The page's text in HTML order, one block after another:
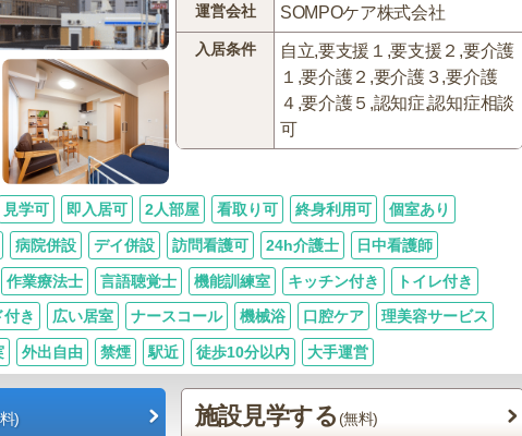
運営会社 SOMPOケア株式会社
入居条件
自立,要支援１,要支援２,要介護
１,要介護２,要介護３,要介護
４,要介護５,認知症,認知症相談
可
見学可 即入居可 2人部屋 看取り可 終身利用可 個室あり
病院併設 デイ併設 訪問看護可 24h介護士 日中看護師
作業療法士 言語聴覚士 機能訓練室 キッチン付き トイレ付き
き 広い居室 ナースコール 機械浴 口腔ケア 理美容サービス
外出自由 禁煙 駅近 徒歩10分以内 大手運営
) 施設見学する (無料)